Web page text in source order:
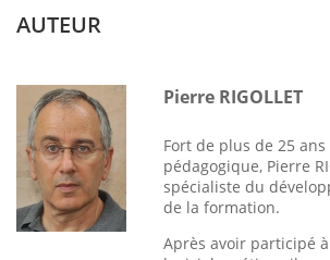
AUTEUR
Pierre RIGOLLET
Fort de plus de 25 ans
pédagogique, Pierre
spécialiste du
de la formation.
Après avoir participé